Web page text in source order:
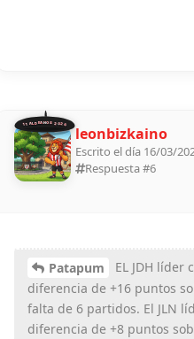
11 ALDEANOS 2026 leonbizkaino
Escrito el día 16/03/
Respuesta #6
Patapum
EL JDH líder
diferencia de +16 puntos
falta de 6 partidos. El JLN
diferencia de +8 puntos